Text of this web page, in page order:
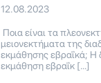
12.08.2023
Ποια είναι τα
μειονεκτήματα της
εκμάθησης εβραΐκά; Η
εκμάθηση εβραΐκ […]